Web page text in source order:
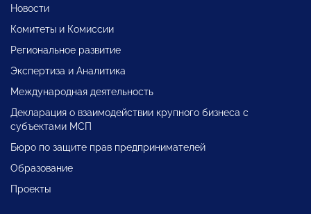
Новости
Комитеты и Комиссии
Региональное развитие
Экспертиза и Аналитика
Международная деятельность
Декларация о взаимодействии крупного бизнеса с
субъектами МСП
Бюро по защите прав предпринимателей
Образование
Проекты